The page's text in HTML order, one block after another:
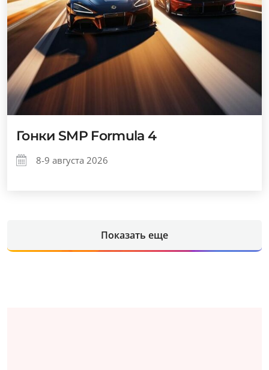
Гонки SMP Formula 4
8-9 августа 2026
Показать еще